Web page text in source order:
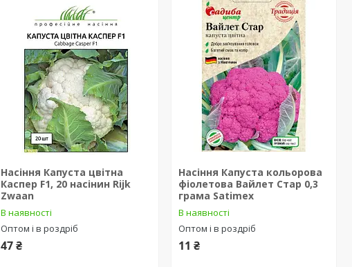
Насіння Капуста цвітна
Каспер F1, 20 насінин Rijk
Zwaan
В наявності
Оптом і в роздріб
47 ₴
Насіння Капуста кольорова
фіолетова Вайлет Стар 0,3
грама Satimex
В наявності
Оптом і в роздріб
11 ₴